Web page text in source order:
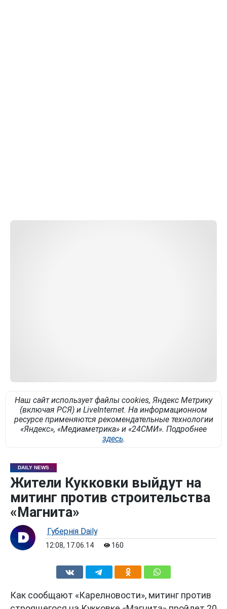
Наш сайт использует файлы cookies, Яндекс Метрику
(включая РСЯ) и LiveInternet. На информационном
ресурсе применяются рекомендательные технологии
«Яндекс», «Медиаметрика» и «24СМИ». Подробнее
здесь.
DAILY NEWS
Жители Кукковки выйдут на
митинг против строительства
«Магнита»
Губернiя Daily
12:08, 17.06.14 160
Как сообщают «Карелновости», митинг против